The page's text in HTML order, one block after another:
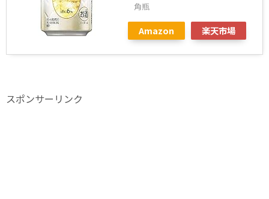
角瓶
Amazon 楽天市場
スポンサーリンク